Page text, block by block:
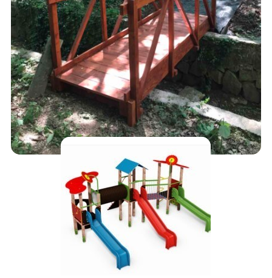
HIDAK, ÁTJÁRÓK, LÉPCSŐK
AJÁNLATKÉRÉS